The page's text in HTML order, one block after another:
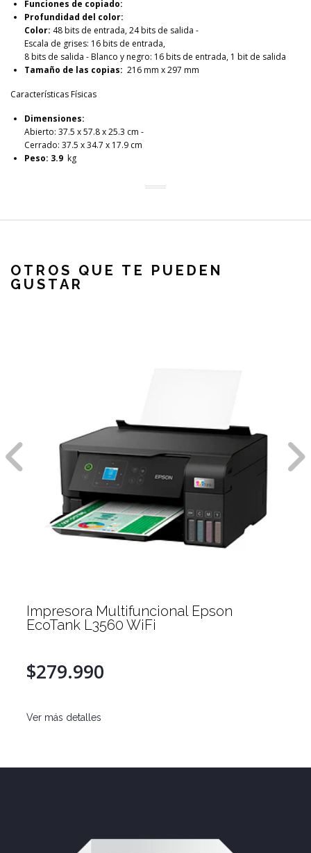
Funciones de copiado:
Profundidad del color:
Color: 48 bits de entrada, 24 bits de salida -
Escala de grises: 16 bits de entrada,
8 bits de salida - Blanco y negro: 16 bits de entrada, 1 bit de salida
Tamaño de las copias: 216 mm x 297 mm
Características Físicas
Dimensiones:
Abierto: 37.5 x 57.8 x 25.3 cm -
Cerrado: 37.5 x 34.7 x 17.9 cm
Peso: 3.9 kg
OTROS QUE TE PUEDEN
GUSTAR
Impresora Multifuncional Epson
EcoTank L3560 WiFi
$279.990
Ver más detalles